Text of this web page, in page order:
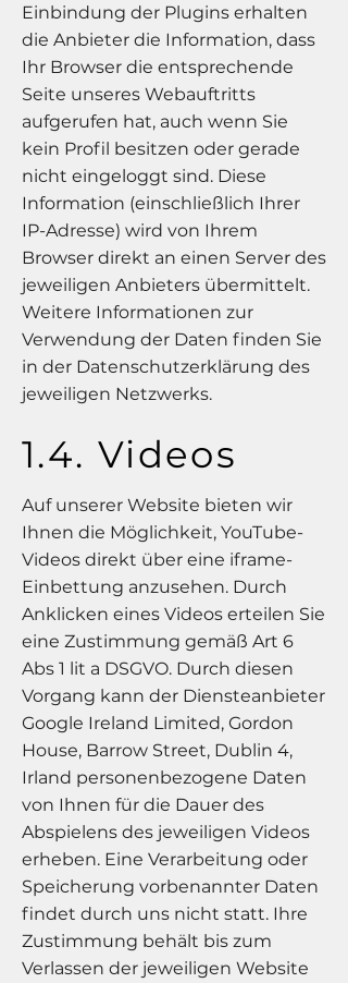
Einbindung der Plugins erhalten
die Anbieter die Information, dass
Ihr Browser die entsprechende
Seite unseres Webauftritts
aufgerufen hat, auch wenn Sie
kein Profil besitzen oder gerade
nicht eingeloggt sind. Diese
Information (einschließlich Ihrer
IP-Adresse) wird von Ihrem
Browser direkt an einen Server des
jeweiligen Anbieters übermittelt.
Weitere Informationen zur
Verwendung der Daten finden Sie
in der Datenschutzerklärung des
jeweiligen Netzwerks.
1.4. Videos
Auf unserer Website bieten wir
Ihnen die Möglichkeit, YouTube-
Videos direkt über eine iframe-
Einbettung anzusehen. Durch
Anklicken eines Videos erteilen Sie
eine Zustimmung gemäß Art 6
Abs 1 lit a DSGVO. Durch diesen
Vorgang kann der Diensteanbieter
Google Ireland Limited, Gordon
House, Barrow Street, Dublin 4,
Irland personenbezogene Daten
von Ihnen für die Dauer des
Abspielens des jeweiligen Videos
erheben. Eine Verarbeitung oder
Speicherung vorbenannter Daten
findet durch uns nicht statt. Ihre
Zustimmung behält bis zum
Verlassen der jeweiligen Website